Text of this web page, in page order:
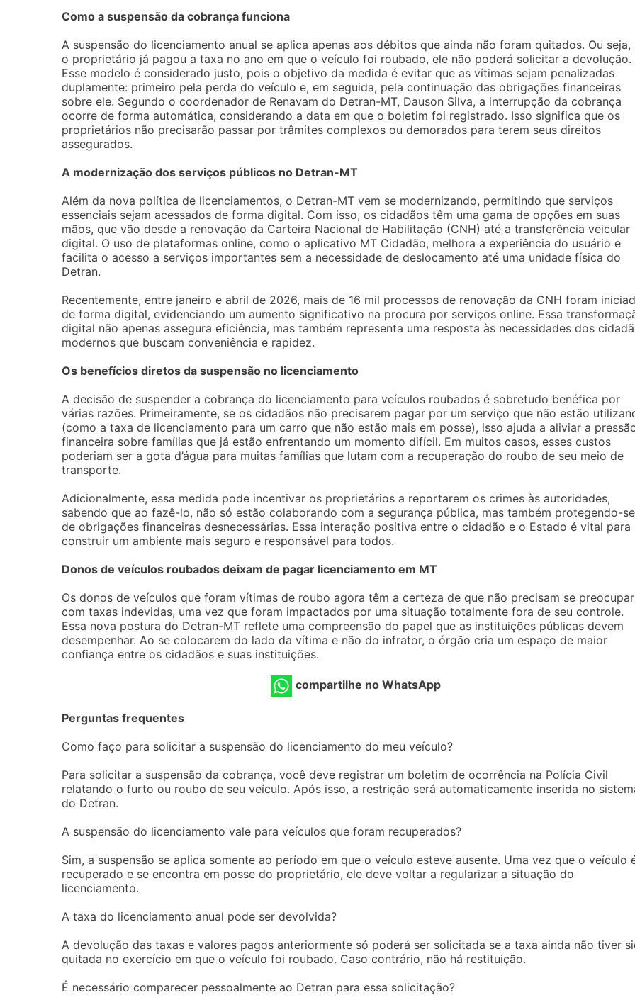
Como a suspensão da cobrança funciona
A suspensão do licenciamento anual se aplica apenas aos débitos que ainda não foram quitados. Ou seja,
o proprietário já pagou a taxa no ano em que o veículo foi roubado, ele não poderá solicitar a devolução.
Esse modelo é considerado justo, pois o objetivo da medida é evitar que as vítimas sejam penalizadas
duplamente: primeiro pela perda do veículo e, em seguida, pela continuação das obrigações financeiras
sobre ele. Segundo o coordenador de Renavam do Detran-MT, Dauson Silva, a interrupção da cobrança
ocorre de forma automática, considerando a data em que o boletim foi registrado. Isso significa que os
proprietários não precisarão passar por trâmites complexos ou demorados para terem seus direitos
assegurados.
A modernização dos serviços públicos no Detran-MT
Além da nova política de licenciamentos, o Detran-MT vem se modernizando, permitindo que serviços
essenciais sejam acessados de forma digital. Com isso, os cidadãos têm uma gama de opções em suas
mãos, que vão desde a renovação da Carteira Nacional de Habilitação (CNH) até a transferência veicular
digital. O uso de plataformas online, como o aplicativo MT Cidadão, melhora a experiência do usuário e
facilita o acesso a serviços importantes sem a necessidade de deslocamento até uma unidade física do
Detran.
Recentemente, entre janeiro e abril de 2026, mais de 16 mil processos de renovação da CNH foram
de forma digital, evidenciando um aumento significativo na procura por serviços online. Essa
digital não apenas assegura eficiência, mas também representa uma resposta às necessidades dos
modernos que buscam conveniência e rapidez.
Os benefícios diretos da suspensão no licenciamento
A decisão de suspender a cobrança do licenciamento para veículos roubados é sobretudo benéfica por
várias razões. Primeiramente, se os cidadãos não precisarem pagar por um serviço que não estão
(como a taxa de licenciamento para um carro que não estão mais em posse), isso ajuda a aliviar a
financeira sobre famílias que já estão enfrentando um momento difícil. Em muitos casos, esses custos
poderiam ser a gota d’água para muitas famílias que lutam com a recuperação do roubo de seu meio de
transporte.
Adicionalmente, essa medida pode incentivar os proprietários a reportarem os crimes às autoridades,
sabendo que ao fazê-lo, não só estão colaborando com a segurança pública, mas também protegendo-se
de obrigações financeiras desnecessárias. Essa interação positiva entre o cidadão e o Estado é vital para
construir um ambiente mais seguro e responsável para todos.
Donos de veículos roubados deixam de pagar licenciamento em MT
Os donos de veículos que foram vítimas de roubo agora têm a certeza de que não precisam se preocupar
com taxas indevidas, uma vez que foram impactados por uma situação totalmente fora de seu controle.
Essa nova postura do Detran-MT reflete uma compreensão do papel que as instituições públicas devem
desempenhar. Ao se colocarem do lado da vítima e não do infrator, o órgão cria um espaço de maior
confiança entre os cidadãos e suas instituições.
compartilhe no WhatsApp
Perguntas frequentes
Como faço para solicitar a suspensão do licenciamento do meu veículo?
Para solicitar a suspensão da cobrança, você deve registrar um boletim de ocorrência na Polícia Civil
relatando o furto ou roubo de seu veículo. Após isso, a restrição será automaticamente inserida no
do Detran.
A suspensão do licenciamento vale para veículos que foram recuperados?
Sim, a suspensão se aplica somente ao período em que o veículo esteve ausente. Uma vez que o veículo
recuperado e se encontra em posse do proprietário, ele deve voltar a regularizar a situação do
licenciamento.
A taxa do licenciamento anual pode ser devolvida?
A devolução das taxas e valores pagos anteriormente só poderá ser solicitada se a taxa ainda não tiver
quitada no exercício em que o veículo foi roubado. Caso contrário, não há restituição.
É necessário comparecer pessoalmente ao Detran para essa solicitação?